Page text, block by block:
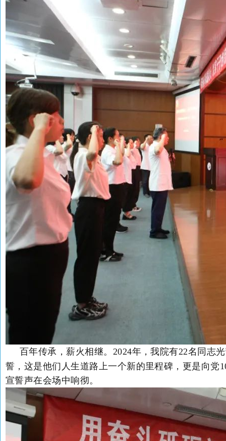
百年传承，薪火相继。 2024年，我院有22名同志
誓，这是他们人生道路上一个新的里程碑，更是向党
宣誓声在会场中响彻。